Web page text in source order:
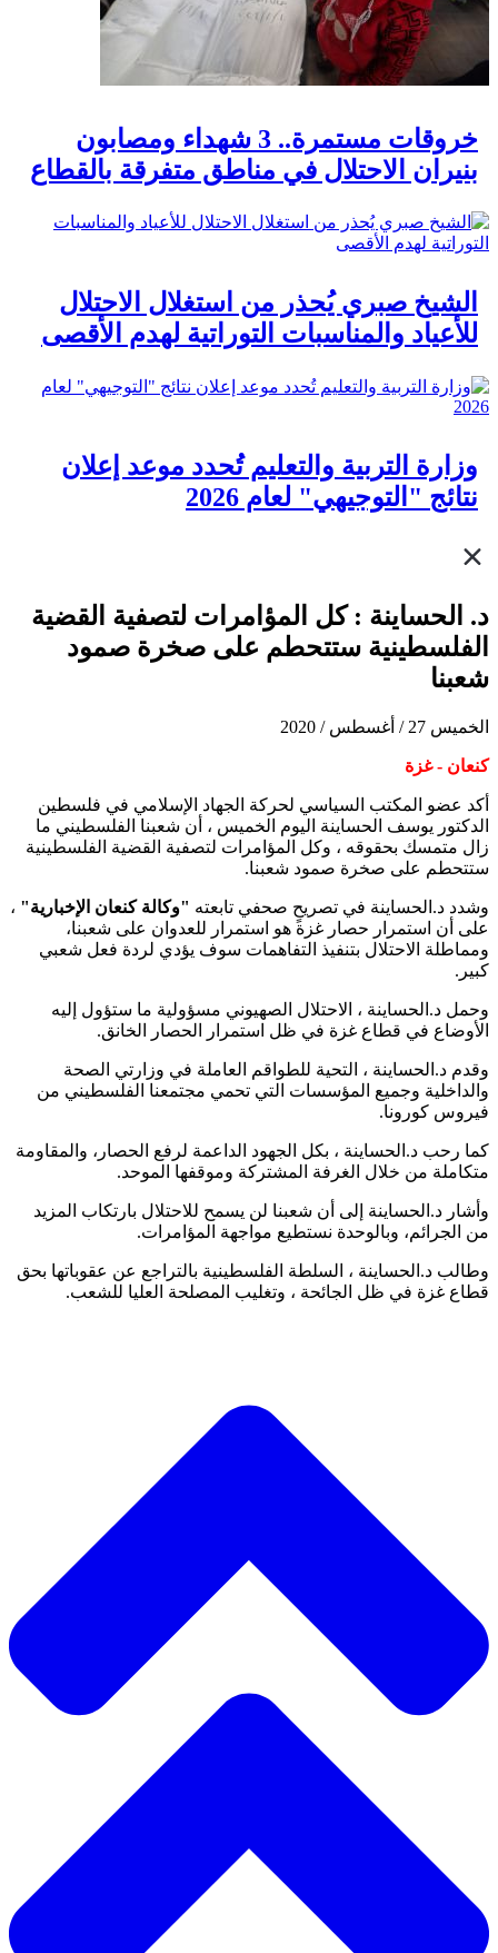
خروقات مستمرة.. 3 شهداء ومصابون
بنيران الاحتلال في مناطق متفرقة بالقطاع
الشيخ صبري يُحذر من استغلال الاحتلال
للأعياد والمناسبات التوراتية لهدم الأقصى
وزارة التربية والتعليم تُحدد موعد إعلان
نتائج "التوجيهي" لعام 2026
د. الحساينة : كل المؤامرات لتصفية القضية
الفلسطينية ستتحطم على صخرة صمود
شعبنا
الخميس 27 / أغسطس / 2020
كنعان - غزة
أكد عضو المكتب السياسي لحركة الجهاد الإسلامي في فلسطين
الدكتور يوسف الحساينة اليوم الخميس ، أن شعبنا الفلسطيني ما
زال متمسك بحقوقه ، وكل المؤامرات لتصفية القضية الفلسطينية
ستتحطم على صخرة صمود شعبنا.
وشدد د.الحساينة في تصريحٍ صحفي تابعته "وكالة كنعان الإخبارية" ،
على أن استمرار حصار غزة هو استمرار للعدوان على شعبنا،
ومماطلة الاحتلال بتنفيذ التفاهمات سوف يؤدي لردة فعل شعبي
كبير.
وحمل د.الحساينة ، الاحتلال الصهيوني مسؤولية ما ستؤول إليه
الأوضاع في قطاع غزة في ظل استمرار الحصار الخانق.
وقدم د.الحساينة ، التحية للطواقم العاملة في وزارتي الصحة
والداخلية وجميع المؤسسات التي تحمي مجتمعنا الفلسطيني من
فيروس كورونا.
كما رحب د.الحساينة ، بكل الجهود الداعمة لرفع الحصار، والمقاومة
متكاملة من خلال الغرفة المشتركة وموقفها الموحد.
وأشار د.الحساينة إلى أن شعبنا لن يسمح للاحتلال بارتكاب المزيد
من الجرائم، وبالوحدة نستطيع مواجهة المؤامرات.
وطالب د.الحساينة ، السلطة الفلسطينية بالتراجع عن عقوباتها بحق
قطاع غزة في ظل الجائحة ، وتغليب المصلحة العليا للشعب.